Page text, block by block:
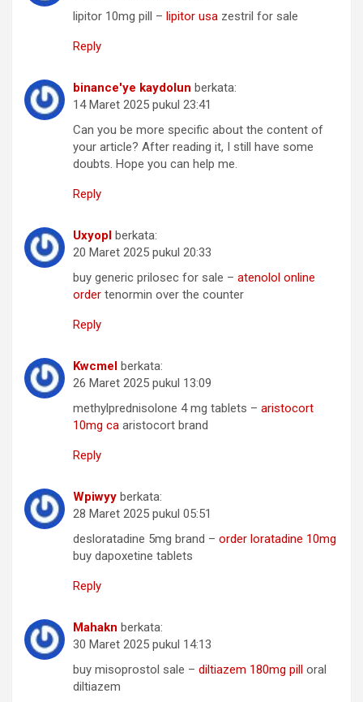
lipitor 10mg pill – lipitor usa zestril for sale
Reply
binance'ye kaydolun berkata:
14 Maret 2025 pukul 23:41
Can you be more specific about the content of
your article? After reading it, I still have some
doubts. Hope you can help me.
Reply
Uxyopl berkata:
20 Maret 2025 pukul 20:33
buy generic prilosec for sale – atenolol online
order tenormin over the counter
Reply
Kwcmel berkata:
26 Maret 2025 pukul 13:09
methylprednisolone 4 mg tablets – aristocort
10mg ca aristocort brand
Reply
Wpiwyy berkata:
28 Maret 2025 pukul 05:51
desloratadine 5mg brand – order loratadine 10mg
buy dapoxetine tablets
Reply
Mahakn berkata:
30 Maret 2025 pukul 14:13
buy misoprostol sale – diltiazem 180mg pill oral
diltiazem